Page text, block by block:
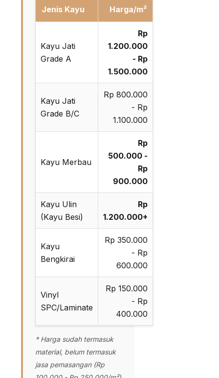
Jenis Kayu Harga/m²
Kayu Jati
Grade A
Rp
1.200.000
- Rp
1.500.000
Kayu Jati
Grade B/C
Rp 800.000
- Rp
1.100.000
Kayu Merbau
Rp
500.000 -
Rp
900.000
Kayu Ulin
(Kayu Besi)
Rp
1.200.000+
Kayu
Bengkirai
Rp 350.000
- Rp
600.000
Vinyl
SPC/Laminate
Rp 150.000
- Rp
400.000
* Harga sudah termasuk
material, belum termasuk
jasa pemasangan (Rp